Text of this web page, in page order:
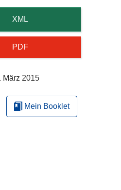
der
herunterladen
XML
PDF
März 2015
Mein Booklet